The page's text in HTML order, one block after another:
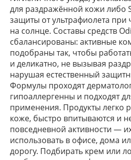
для раздражённой кожи либо
защиты от ультрафиолета
на солнце. Составы средств
сбалансированы: активные
подобраны так, чтобы
и деликатно, не вызывая
нарушая естественный
Формулы проходят
гипоаллергенны и подходят
применения. Продукты легко
коже, быстро впитываются и
повседневной активности —
использовать в офисе, дома
дорогу. Подбирать крем или